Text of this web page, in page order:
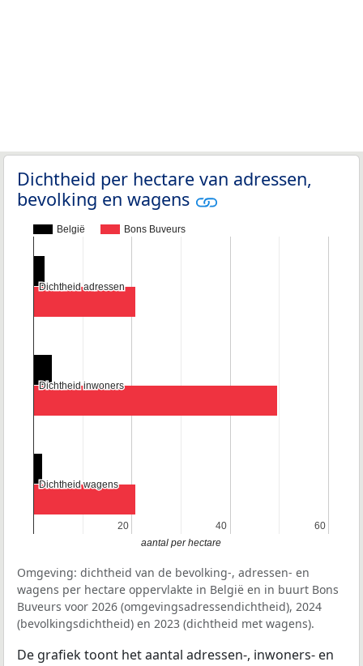
Dichtheid per hectare van adressen,
bevolking en wagens
België Bons Buveurs
20
20 40
40 60
60
Dichtheid adressen
Dichtheid adressen
Dichtheid inwoners
Dichtheid inwoners
Dichtheid wagens
Dichtheid wagens
aantal per hectare
Omgeving: dichtheid van de bevolking-, adressen- en
wagens per hectare oppervlakte in België en in buurt Bons
Buveurs voor 2026 (omgevingsadressendichtheid), 2024
(bevolkingsdichtheid) en 2023 (dichtheid met wagens).
De grafiek toont het aantal adressen-, inwoners- en